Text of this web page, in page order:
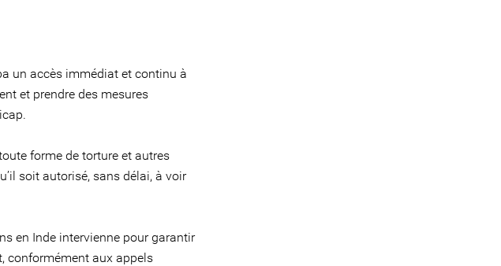
un accès immédiat et continu à
et prendre des mesures
forme de torture et autres
soit autorisé, sans délai, à voir
en Inde intervienne pour garantir
conformément aux appels